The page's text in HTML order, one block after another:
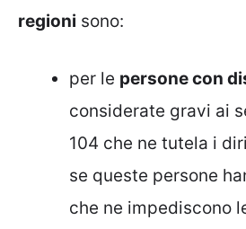
regioni sono:
per le persone con
considerate gravi ai
104 che ne tutela i
se queste persone
che ne impediscono